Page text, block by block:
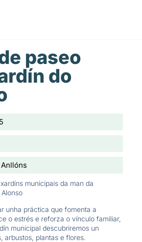
paseo
do
municipais da man da
unha práctica que fomenta a
o estrés e reforza o vínculo familiar,
municipal descubriremos un
arbustos, plantas e flores.